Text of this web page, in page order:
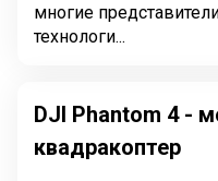
многие
технологи...
DJI Phantom 4 -
квадракоптер